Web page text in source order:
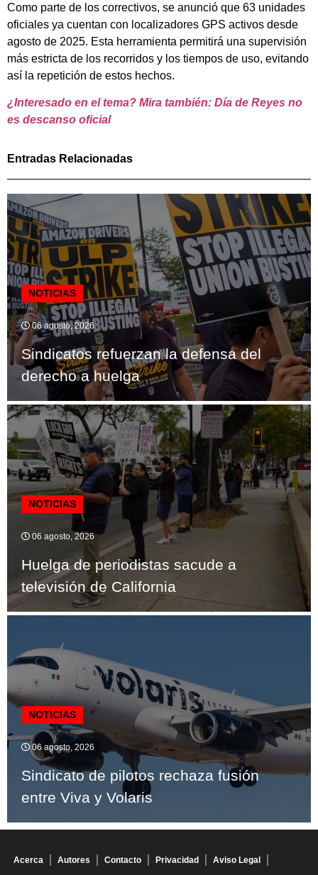
Como parte de los correctivos, se anunció que 63 unidades
oficiales ya cuentan con localizadores GPS activos desde
agosto de 2025. Esta herramienta permitirá una supervisión
más estricta de los recorridos y los tiempos de uso, evitando
así la repetición de estos hechos.
¿Interesado en el tema? Mira también: Día de Reyes no
es descanso oficial
Entradas Relacionadas
NOTICIAS
06 agosto, 2026
Sindicatos refuerzan la defensa del
derecho a huelga
NOTICIAS
06 agosto, 2026
Huelga de periodistas sacude a
televisión de California
NOTICIAS
06 agosto, 2026
Sindicato de pilotos rechaza fusión
entre Viva y Volaris
Acerca Autores Contacto Privacidad Aviso Legal